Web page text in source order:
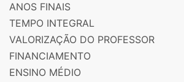
ANOS FINAIS
TEMPO INTEGRAL
VALORIZAÇÃO DO PROFESSOR
FINANCIAMENTO
ENSINO MÉDIO